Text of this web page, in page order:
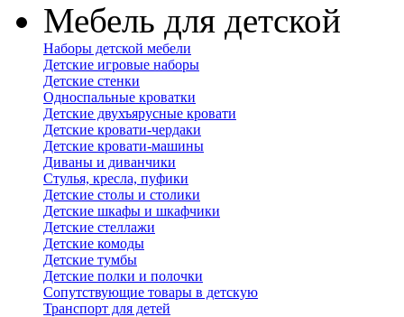
Мебель для детской
Наборы детской мебели
Детские игровые наборы
Детские стенки
Односпальные кроватки
Детские двухъярусные кровати
Детские кровати-чердаки
Детские кровати-машины
Диваны и диванчики
Стулья, кресла, пуфики
Детские столы и столики
Детские шкафы и шкафчики
Детские стеллажи
Детские комоды
Детские тумбы
Детские полки и полочки
Сопутствующие товары в детскую
Транспорт для детей